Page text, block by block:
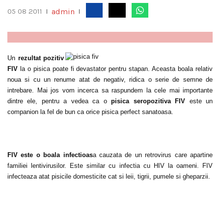
05 08 2011 admin
Un rezultat pozitiv
FIV la o pisica poate fi devastator pentru stapan. Aceasta boala relativ
noua si cu un renume atat de negativ, ridica o serie de semne de
intrebare. Mai jos vom incerca sa raspundem la cele mai importante
dintre ele, pentru a vedea ca opisica seropozitiva FIV este un
companion la fel de bun ca orice pisica perfect sanatoasa.
FIV este o boala infectioasa cauzata de un retrovirus care apartine
familiei lentivirusilor. Este similar cu infectia cu HIV la oameni. FIV
infecteaza atat pisicile domesticite cat si leii, tigrii, pumele si gheparzii.